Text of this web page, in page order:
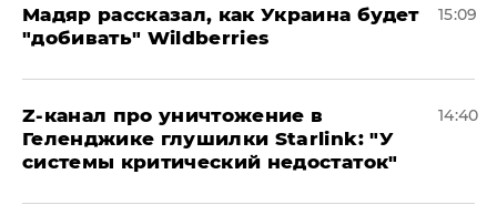
Мадяр рассказал, как Украина будет
"добивать" Wildberries
15:09
Z-канал про уничтожение в
Геленджике глушилки Starlink: "У
системы критический недостаток"
14:40